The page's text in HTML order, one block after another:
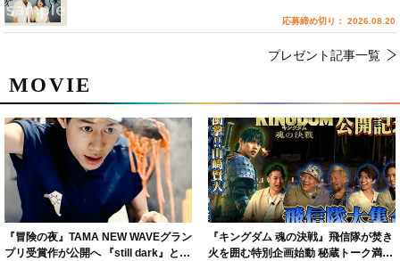
MOVIE
『冒険の夜』TAMA NEW WAVEグラン
プリ受賞作が公開へ 『still dark』と同
『キングダム 魂の決戦』飛信隊が焚き
火を囲む特別企画始動 秘蔵トーク満載
応募締め切り： 2026.08.20
プレゼント記事一覧